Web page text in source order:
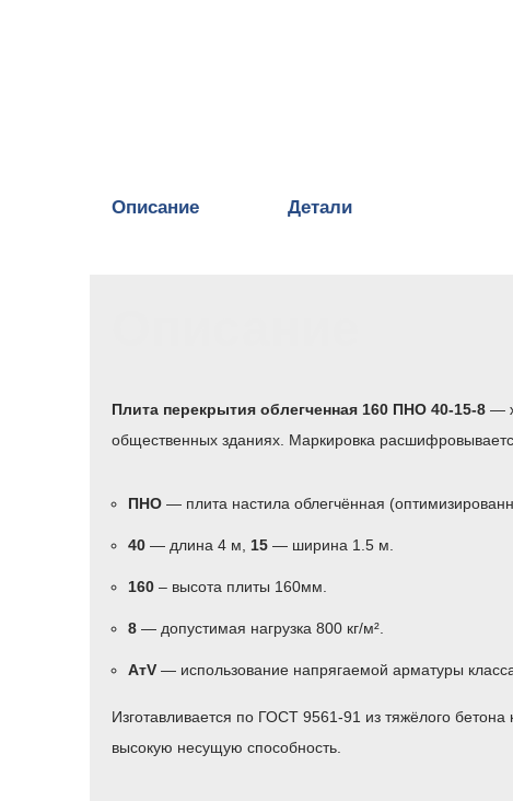
Описание Детали
Плита перекрытия облегченная 160 ПНО 40-15-8 —
общественных зданиях. Маркировка
ПНО — плита настила облегчённая
40 — длина 4 м, 15 — ширина 1.5 м.
160 – высота плиты 160мм.
8 — допустимая нагрузка 800 кг/м².
АтV — использование напрягаемой арматуры
Изготавливается по ГОСТ 9561-91 из тяжёлого
высокую несущую способность.